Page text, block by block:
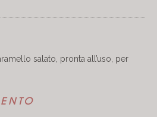
salato, pronta all’uso, per